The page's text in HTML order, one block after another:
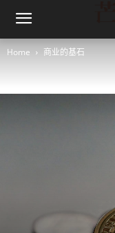
Home 商业的基石